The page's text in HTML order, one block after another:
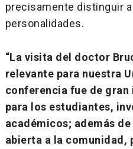
precisamente distinguir
personalidades.
“La visita del doctor
relevante para nuestra
conferencia fue de
para los estudiantes,
académicos; además
abierta a la